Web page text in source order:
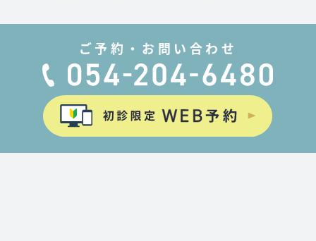
ご予約・お問い合わせ